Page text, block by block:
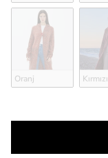
Oranj Kırmızı